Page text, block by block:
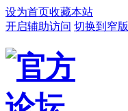
设为首页收藏本站
开启辅助访问 切换到窄版